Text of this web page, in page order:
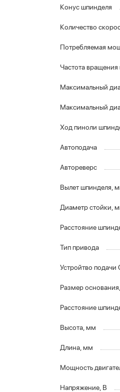
Конус шпинделя
Количество
Потребляемая
Частота
Максимальный
Максимальный
Ход пиноли
Автоподача
Автореверс
Вылет шпинделя,
Диаметр стойки,
Расстояние
Тип привода
Устройтво
Размер
Расстояние
Высота, мм
Длина, мм
Мощность
Напряжение, В